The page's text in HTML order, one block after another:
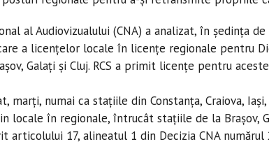
al Audiovizualului (CNA) a analizat, în şedinţa
a licenţelor locale în licenţe regionale pentru
Galaţi şi Cluj. RCS a primit licenţe pentru
marţi, numai ca staţiile din Constanţa, Craiova,
locale în regionale, întrucât staţiile de la Braşov,
articolului 17, alineatul 1 din Decizia CNA